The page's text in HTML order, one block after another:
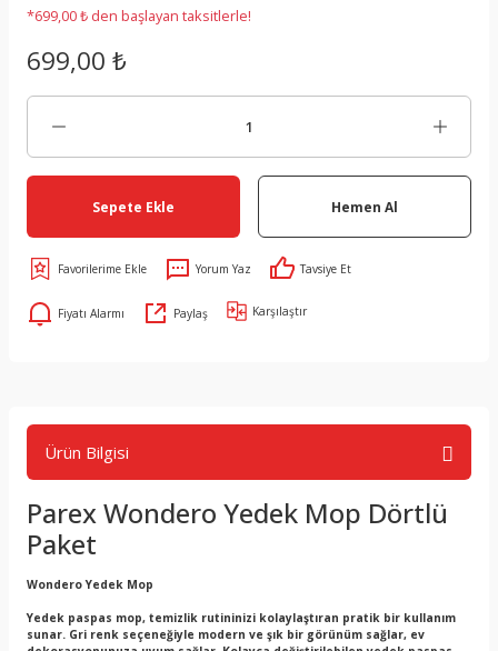
*699,00 ₺ den başlayan taksitlerle!
699,00 ₺
Sepete Ekle Hemen Al
Yorum Yaz Tavsiye Et
Fiyatı Alarmı Paylaş Karşılaştır
Ürün Bilgisi
Parex Wondero Yedek Mop Dörtlü
Paket
Wondero Yedek Mop
Yedek paspas mop, temizlik rutininizi kolaylaştıran pratik bir kullanım
sunar. Gri renk seçeneğiyle modern ve şık bir görünüm sağlar, ev